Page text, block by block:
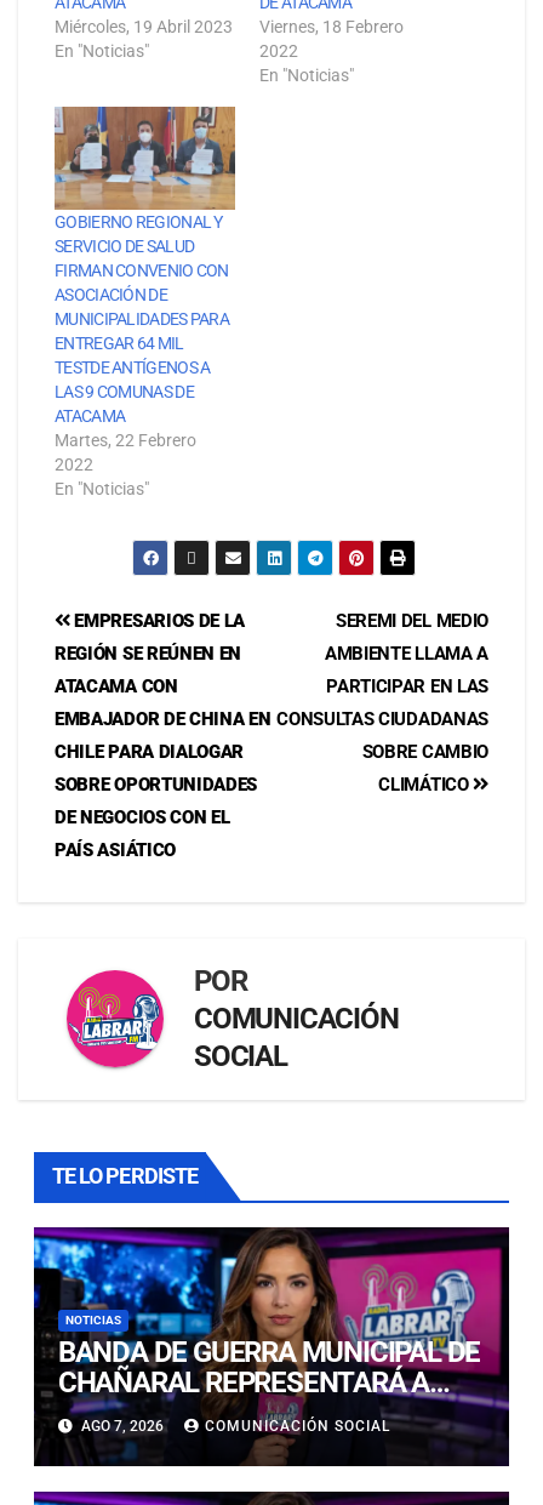
Miércoles, 19 Abril 2023
En "Noticias"
Viernes, 18 Febrero
2022
En "Noticias"
GOBIERNO REGIONAL Y
SERVICIO DE SALUD
FIRMAN CONVENIO CON
ASOCIACIÓN DE
MUNICIPALIDADES PARA
ENTREGAR 64 MIL
TESTDE ANTÍGENOS A
LAS 9 COMUNAS DE
ATACAMA
Martes, 22 Febrero
2022
En "Noticias"
SEREMI DEL MEDIO
AMBIENTE LLAMA A
PARTICIPAR EN LAS
CONSULTAS CIUDADANAS
SOBRE CAMBIO
CLIMÁTICO
EMPRESARIOS DE LA
REGIÓN SE REÚNEN EN
ATACAMA CON
EMBAJADOR DE CHINA EN
CHILE PARA DIALOGAR
SOBRE OPORTUNIDADES
DE NEGOCIOS CON EL
PAÍS ASIÁTICO
POR
COMUNICACIÓN
SOCIAL
TE LO PERDISTE
NOTICIAS
BANDA DE GUERRA MUNICIPAL DE
CHAÑARAL REPRESENTARÁ A
ATACAMA EN EL CAMPEONATO
NACIONAL ESCOLAR
AGO 7, 2026 COMUNICACIÓN SOCIAL